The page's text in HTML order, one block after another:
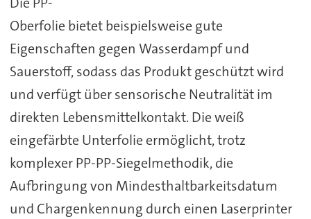
Oberfolie bietet beispielsweise gute
Eigenschaften gegen Wasserdampf und
Sauerstoff, sodass das Produkt geschützt wird
und verfügt über sensorische Neutralität im
direkten Lebensmittelkontakt. Die weiß
eingefärbte Unterfolie ermöglicht, trotz
komplexer PP-PP-Siegelmethodik, die
Aufbringung von Mindesthaltbarkeitsdatum
und Chargenkennung durch einen Laserprinter